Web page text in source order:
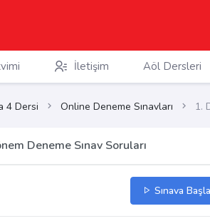
İletişim Aöl Dersleri
4 Dersi Online Deneme Sınavları 1.
Deneme Sınav Soruları
Sınava Başla